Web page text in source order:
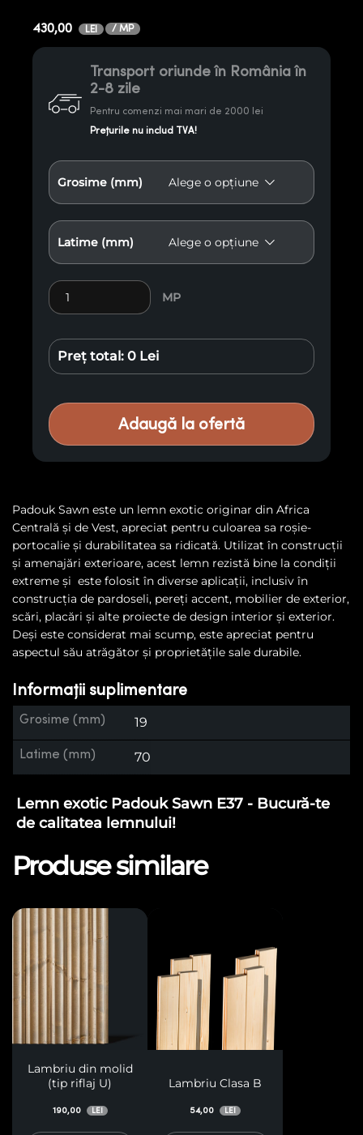
430,00 LEI / MP
Transport oriunde în România în
2-8 zile
Pentru comenzi mai mari de 2000 lei
Prețurile nu includ TVA!
Grosime (mm)
Latime (mm)
Cantitate Lemn exotic Padouk Sawn E37
MP
Preț total: 0 Lei
Adaugă la ofertă
Padouk Sawn este un lemn exotic originar din Africa
Centrală și de Vest, apreciat pentru culoarea sa roșie-
portocalie și durabilitatea sa ridicată. Utilizat în construcții
și amenajări exterioare, acest lemn rezistă bine la condiții
extreme și este folosit în diverse aplicații, inclusiv în
construcția de pardoseli, pereți accent, mobilier de exterior,
scări, placări și alte proiecte de design interior și exterior.
Deși este considerat mai scump, este apreciat pentru
aspectul său atrăgător și proprietățile sale durabile.
Informații suplimentare
Grosime (mm) 19
Latime (mm) 70
Lemn exotic Padouk Sawn E37 - Bucură-te
de calitatea lemnului!
Produse similare
Lambriu din molid
(tip riflaj U)
190,00 LEI
Lambriu Clasa B
54,00 LEI